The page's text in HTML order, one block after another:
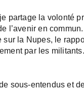
partage la volonté
l’avenir en
la Nupes, le
par les
sous-entendus et